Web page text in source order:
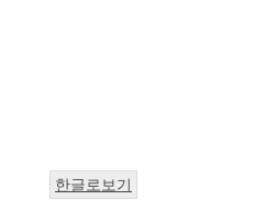
한글로보기